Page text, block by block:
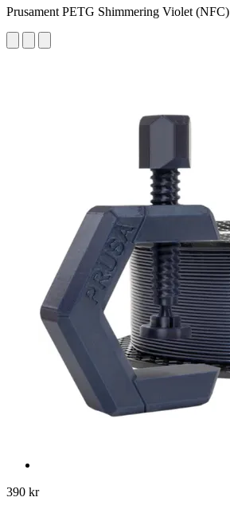
Prusament PETG Shimmering Violet (NFC)
390 kr